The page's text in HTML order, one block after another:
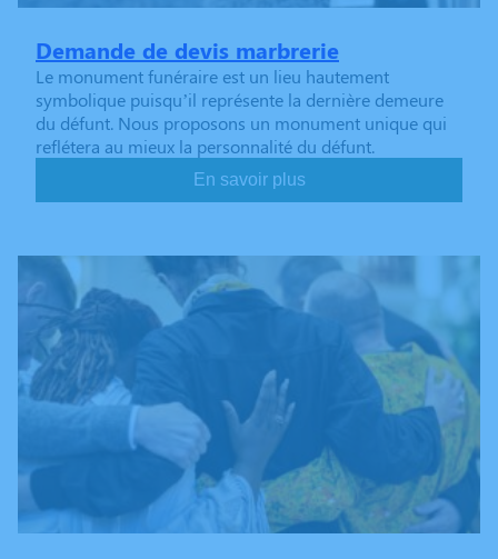
Demande de devis marbrerie
Le monument funéraire est un lieu hautement
symbolique puisqu’il représente la dernière demeure
du défunt. Nous proposons un monument unique qui
reflétera au mieux la personnalité du défunt.
En savoir plus